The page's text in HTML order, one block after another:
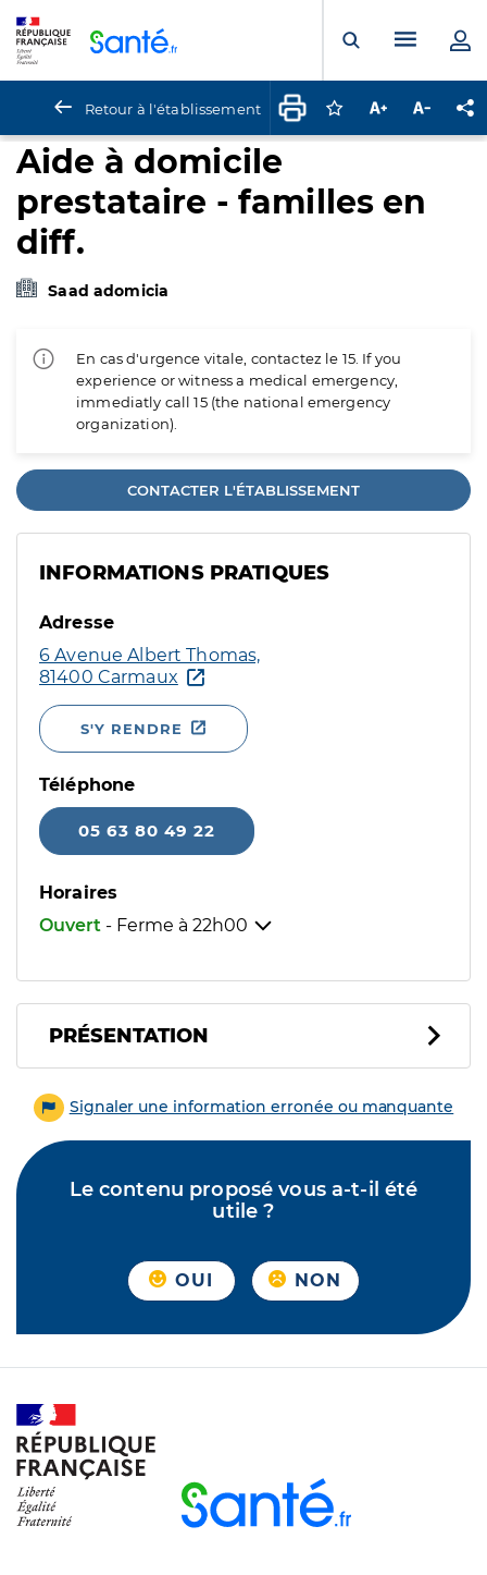
Ouvrir laMenu
Retour à l'établissement Connectez-vous
Augmenter la
Aide à domicile
prestataire - familles en
diff.
Saad adomicia
En cas d'urgence vitale, contactez le 15. If you
experience or witness a medical emergency,
immediatly call 15 (the national emergency
organization).
CONTACTER L'ÉTABLISSEMENT
INFORMATIONS PRATIQUES
Adresse
6 Avenue Albert Thomas,
81400 Carmaux
S'Y RENDRE
Téléphone
05 63 80 49 22
Horaires
Ouvert - Ferme à 22h00
PRÉSENTATION
Signaler une information erronée ou manquante
Le contenu proposé vous a-t-il été
utile ?
OUI NON